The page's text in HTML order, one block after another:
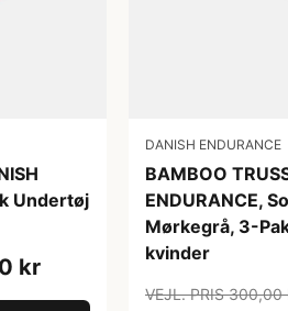
Undertøj
kr
DANISH ENDURANCE
BAMBOO
ENDURANCE,
Mørkegrå, 3-
kvinder
VEJL. PRIS 300,00